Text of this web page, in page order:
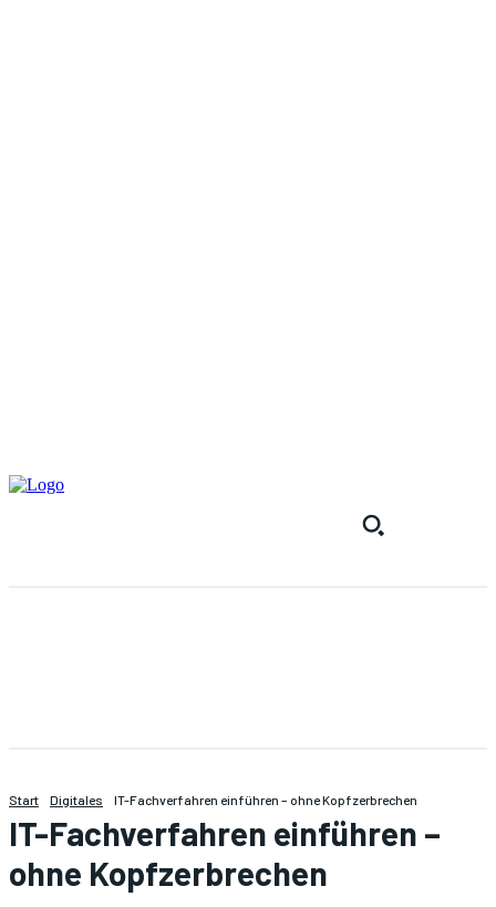
Start Digitales IT-Fachverfahren einführen – ohne Kopfzerbrechen
IT-Fachverfahren einführen –
ohne Kopfzerbrechen